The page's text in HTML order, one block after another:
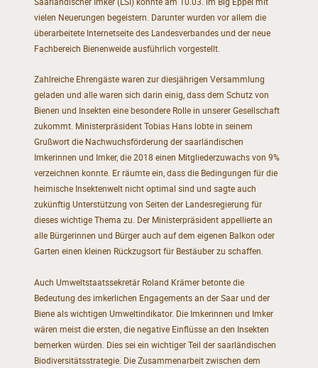
vielen Neuerungen begeistern. Darunter wurden vor allem die
überarbeitete Internetseite des Landesverbandes und der neue
Fachbereich Bienenweide ausführlich vorgestellt.
Zahlreiche Ehrengäste waren zur diesjährigen Versammlung
geladen und alle waren sich darin einig, dass dem Schutz von
Bienen und Insekten eine besondere Rolle in unserer Gesellschaft
zukommt. Ministerpräsident Tobias Hans lobte in seinem
Grußwort die Nachwuchsförderung der saarländischen
Imkerinnen und Imker, die 2018 einen Mitgliederzuwachs von 9%
verzeichnen konnte. Er räumte ein, dass die Bedingungen für die
heimische Insektenwelt nicht optimal sind und sagte auch
zukünftig Unterstützung von Seiten der Landesregierung für
dieses wichtige Thema zu. Der Ministerpräsident appellierte an
alle Bürgerinnen und Bürger auch auf dem eigenen Balkon oder
Garten einen kleinen Rückzugsort für Bestäuber zu schaffen.
Auch Umweltstaatssekretär Roland Krämer betonte die
Bedeutung des imkerlichen Engagements an der Saar und der
Biene als wichtigen Umweltindikator. Die Imkerinnen und Imker
wären meist die ersten, die negative Einflüsse an den Insekten
bemerken würden. Dies sei ein wichtiger Teil der saarländischen
Biodiversitätsstrategie. Die Zusammenarbeit zwischen dem